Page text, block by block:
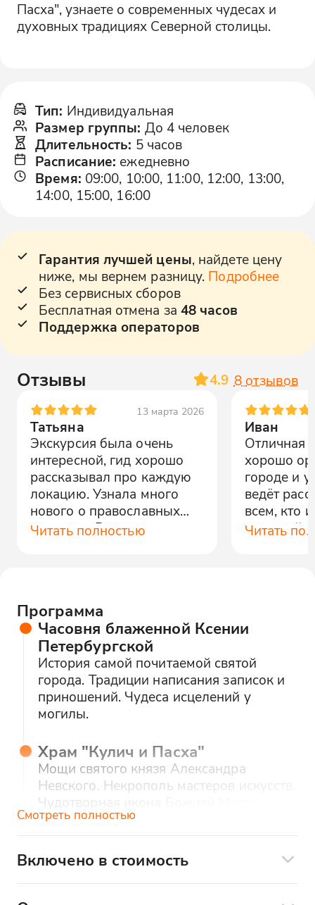
Пасха", узнаете о современных чудесах и
духовных традициях Северной столицы.
Тип: Индивидуальная
Размер группы: До 4 человек
Длительность: 5 часов
Расписание: ежедневно
Время: 09:00, 10:00, 11:00, 12:00, 13:00,
14:00, 15:00, 16:00
Гарантия лучшей цены, найдете цену
ниже, мы вернем разницу. Подробнее
Без сервисных сборов
Бесплатная отмена за 48 часов
Поддержка операторов
Отзывы 4.9 8 отзывов
13 марта 2026
Татьяна
Экскурсия была очень
интересной, гид хорошо
рассказывал про каждую
локацию. Узнала много
нового о православных
святынях. Всем
Читать полностью
Иван
Отличная
хорошо
городе и
ведёт
всем, кто
историей
Читать
Программа
Часовня блаженной Ксении
Петербургской
История самой почитаемой святой
города. Традиции написания записок и
приношений. Чудеса исцелений у
могилы.
Храм "Кулич и Пасха"
Мощи святого князя Александра
Невского. Некрополь мастеров искусств.
Чудотворная икона Божией Матери
"Скоропослушница".
Александро-Невская Лавра
Смотреть полностью
Включено в стоимость